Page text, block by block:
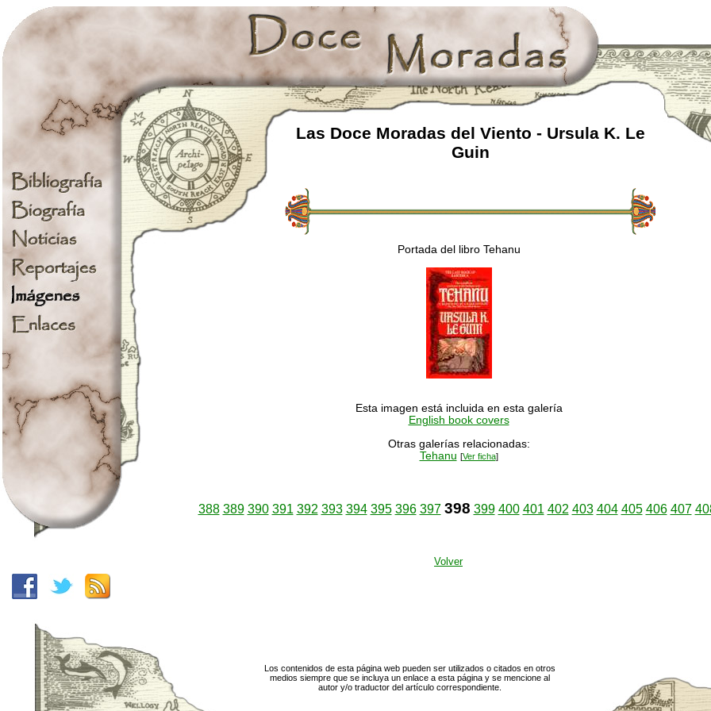
Las Doce Moradas del Viento - Ursula K. Le
Guin
Portada del libro Tehanu
Esta imagen está incluida en esta galería
English book covers
Otras galerías relacionadas:
Tehanu [Ver ficha]
388 389 390 391 392 393 394 395 396 397 398 399 400 401 402 403 404 405 406 407
Volver
Los contenidos de esta página web pueden ser utilizados o citados en otros
medios siempre que se incluya un enlace a esta página y se mencione al
autor y/o traductor del artículo correspondiente.